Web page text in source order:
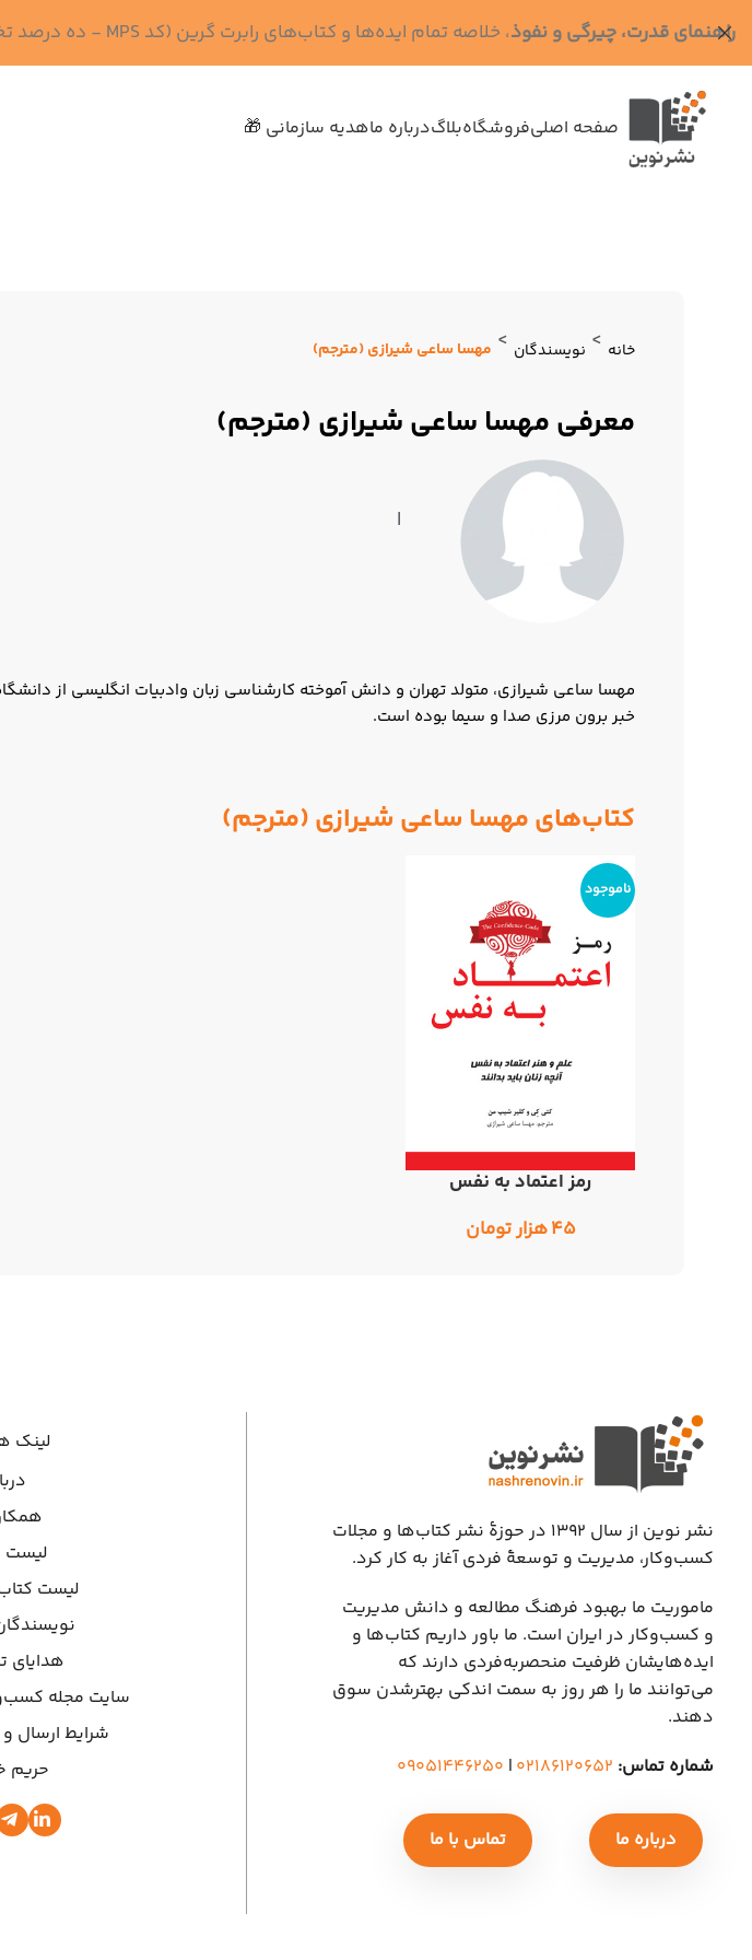
صفحه اصلیفروشگاهبلاگدرباره ماهدیه سازمانی 🎁
خانه > نویسندگان > مهسا ساعی شیرازی (مترجم)
معرفی مهسا ساعی شیرازی (مترجم)
|
مهسا ساعی شیرازی، متولد تهران و دانش آموخته کارشناسی زبان و‌ادبیات انگلیسی از
خبر برون مرزی صدا و سیما بوده است.
کتاب‌های مهسا ساعی شیرازی (مترجم)
ناموجود
اطلاعات بیشتر
رمز اعتماد به نفس
۴۵هزار تومان
نشر نوین از سال ۱۳۹۲ در حوزهٔ نشر کتاب‌ها و مجلات
کسب‌وکار، مدیریت و توسعهٔ فردی آغاز به کار کرد.
ماموریت ما بهبود فرهنگ مطالعه و دانش مدیریت
و کسب‌وکار در ایران است. ما باور داریم کتاب‌ها و
ایده‌هایشان ظرفیت منحصربه‌فردی دارند که
می‌توانند ما را هر روز به سمت اندکی بهتر‌شدن سوق
دهند.
شماره تماس: ۰۲۱۸۶۱۲۰۶۵۲ | ۰۹۰۵۱۴۴۶۲۵۰
درباره ما تماس با ما
لینک
لیست
لیست
هدایای
سایت مجله
شرایط ارسال
راهنمای قدرت، چیرگی و نفوذ، خلاصه تمام ایده‌ها و کتاب‌های رابرت گرین (کد MPS - ده درصد تخفیف و ارسال رایگان)